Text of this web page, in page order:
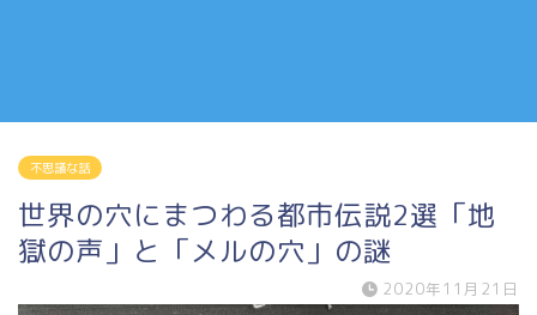
不思議な話
世界の穴にまつわる都市伝説2選「地
獄の声」と「メルの穴」の謎
2020年11月21日